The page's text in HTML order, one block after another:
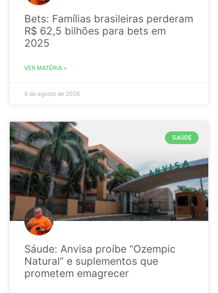
Bets: Famílias brasileiras perderam
R$ 62,5 bilhões para bets em
2025
VER MATÉRIA »
6 de agosto de 2026
SAÚDE
Sáude: Anvisa proíbe “Ozempic
Natural” e suplementos que
prometem emagrecer